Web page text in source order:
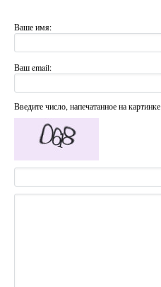
Ваше имя:
Ваш email:
Введите число, напечатанное на картинке